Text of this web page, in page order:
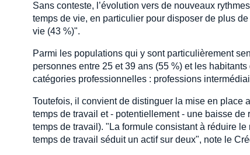
Sans conteste, l’évolution vers de nouveaux
temps de vie, en particulier pour disposer de plus
vie (43 %)".
Parmi les populations qui y sont particulièrement
personnes entre 25 et 39 ans (55 %) et les
catégories professionnelles : professions
Toutefois, il convient de distinguer la mise en place
temps de travail et - potentiellement - une baisse
temps de travail). "La formule consistant à réduire
temps de travail séduit un actif sur deux", note le